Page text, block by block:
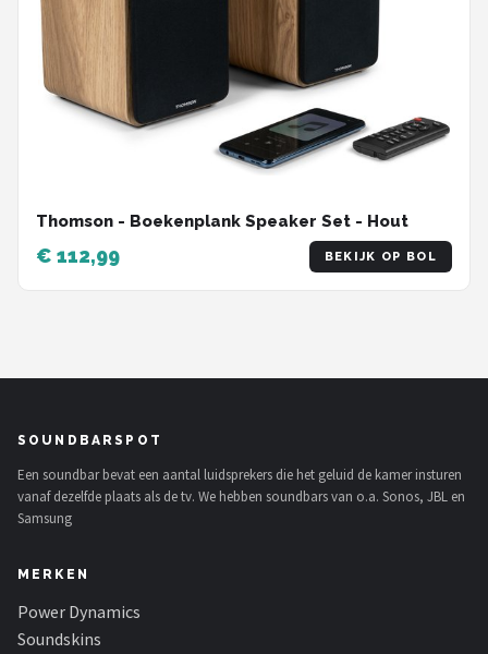
Thomson - Boekenplank Speaker Set - Hout
€ 112,99 BEKIJK OP BOL
SOUNDBARSPOT
Een soundbar bevat een aantal luidsprekers die het geluid de kamer insturen
vanaf dezelfde plaats als de tv. We hebben soundbars van o.a. Sonos, JBL en
Samsung
MERKEN
Power Dynamics
Soundskins